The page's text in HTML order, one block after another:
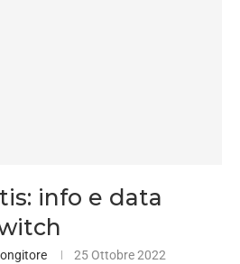
info e data
25 Ottobre 2022